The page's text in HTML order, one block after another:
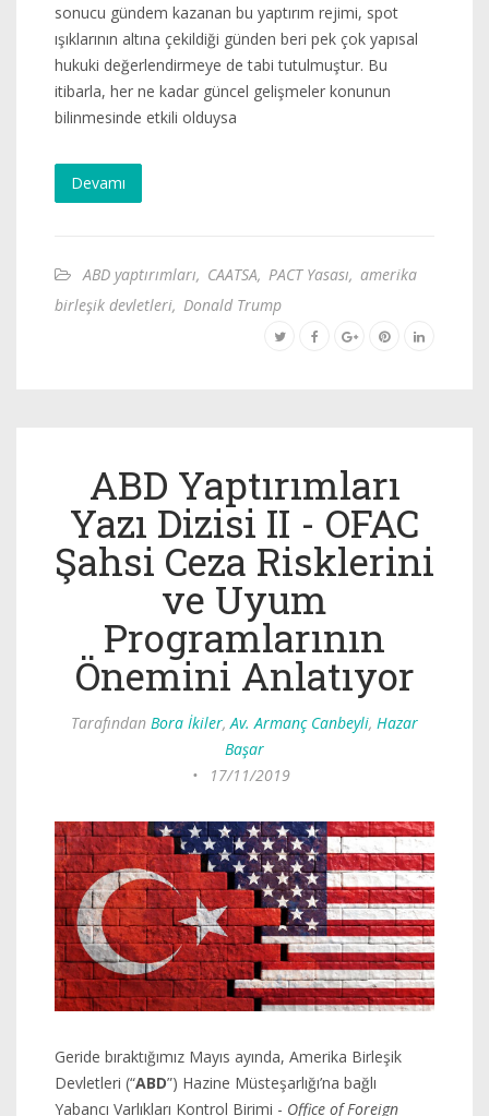
sonucu gündem kazanan bu yaptırım rejimi, spot
ışıklarının altına çekildiği günden beri pek çok yapısal
hukuki değerlendirmeye de tabi tutulmuştur. Bu
itibarla, her ne kadar güncel gelişmeler konunun
bilinmesinde etkili olduysa
Devamı
ABD yaptırımları, CAATSA, PACT Yasası, amerika
birleşik devletleri, Donald Trump
ABD Yaptırımları
Yazı Dizisi II - OFAC
Şahsi Ceza Risklerini
ve Uyum
Programlarının
Önemini Anlatıyor
Tarafından Bora İkiler,Av. Armanç Canbeyli, Hazar
Başar
•
17/11/2019
Geride bıraktığımız Mayıs ayında, Amerika Birleşik
Devletleri (“ABD”) Hazine Müsteşarlığı’na bağlı
Yabancı Varlıkları Kontrol Birimi - Office of Foreign